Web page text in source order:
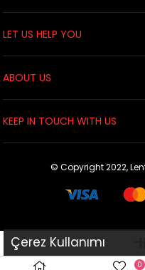
LET US HELP YOU
ABOUT US
KEEP IN TOUCH WITH US
© Copyright 2022,
Çerez Kullanımı
0